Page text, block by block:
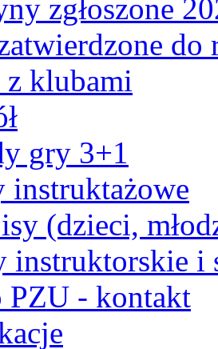
zgłoszone
klubami
gry 3+1
instruktażowe
(dzieci,
instruktorskie i
PZU - kontakt